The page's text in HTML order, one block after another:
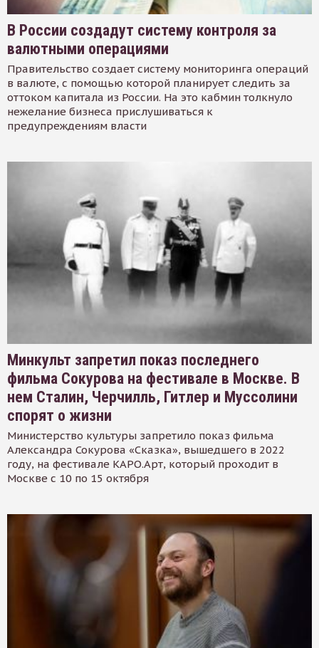
В России создадут систему контроля за
валютными операциями
Правительство создает систему мониторинга операций
в валюте, с помощью которой планирует следить за
оттоком капитала из России. На это кабмин толкнуло
нежелание бизнеса прислушиваться к
предупреждениям власти
Минкульт запретил показ последнего
фильма Сокурова на фестивале в Москве. В
нем Сталин, Черчилль, Гитлер и Муссолини
спорят о жизни
Министерство культуры запретило показ фильма
Александра Сокурова «Сказка», вышедшего в 2022
году, на фестивале КАРО.Арт, который проходит в
Москве с 10 по 15 октября